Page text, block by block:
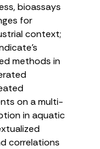
bioassays
for
context;
methods in
on a multi-
in aquatic
correlations